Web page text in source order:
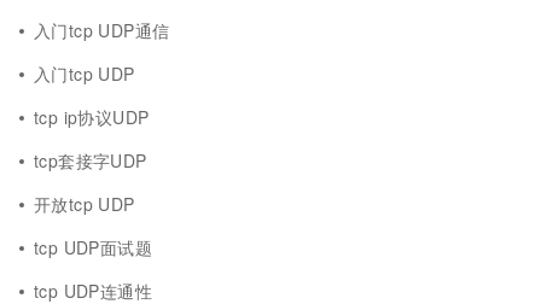
入门tcp UDP通信
入门tcp UDP
tcp ip协议UDP
tcp套接字UDP
开放tcp UDP
tcp UDP面试题
tcp UDP连通性